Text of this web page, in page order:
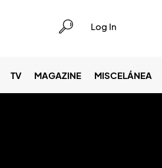
Log In
TV MAGAZINE MISCELÁNEA